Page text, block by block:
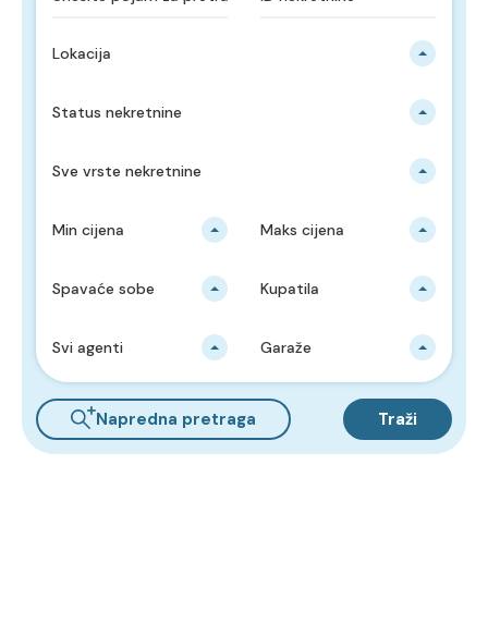
Lokacija
Status nekretnine
Sve vrste nekretnine
Min cijena Maks cijena
Spavaće sobe Kupatila
Svi agenti Garaže
Napredna pretraga Traži